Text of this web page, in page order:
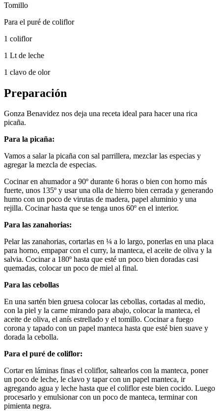
Tomillo
Para el puré de coliflor
1 coliflor
1 Lt de leche
1 clavo de olor
Preparación
Gonza Benavidez nos deja una receta ideal para hacer una rica
picaña.
Para la picaña:
Vamos a salar la picaña con sal parrillera, mezclar las especias y
agregar la mezcla de especias.
Cocinar en ahumador a 90º durante 6 horas o bien con horno más
fuerte, unos 135º y usar una olla de hierro bien cerrada y generando
humo con un poco de virutas de madera, papel aluminio y una
rejilla. Cocinar hasta que se tenga unos 60º en el interior.
Para las zanahorias:
Pelar las zanahorias, cortarlas en ¼ a lo largo, ponerlas en una placa
para horno, empapar con el curry, la manteca, el aceite de oliva y la
salvia. Cocinar a 180º hasta que esté un poco bien doradas casi
quemadas, colocar un poco de miel al final.
Para las cebollas
En una sartén bien gruesa colocar las cebollas, cortadas al medio,
con la piel y la carne mirando para abajo, colocar la manteca, el
aceite de oliva, el anís estrellado y el tomillo. Cocinar a fuego
corona y tapado con un papel manteca hasta que esté bien suave y
dorada la cebolla.
Para el puré de coliflor:
Cortar en láminas finas el coliflor, saltearlos con la manteca, poner
un poco de leche, le clavo y tapar con un papel manteca, ir
agregando agua y leche hasta que el coliflor este bien cocido. Luego
procesarlo y emulsionar con un poco de manteca, terminar con
pimienta negra.